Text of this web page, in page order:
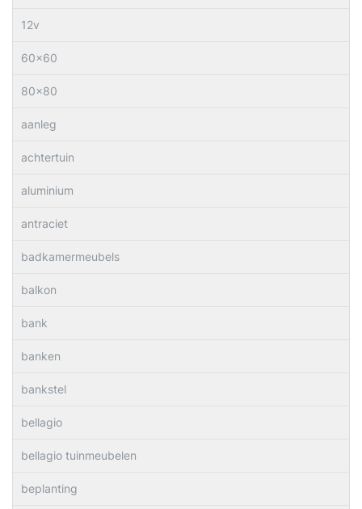
12v
60×60
80×80
aanleg
achtertuin
aluminium
antraciet
badkamermeubels
balkon
bank
banken
bankstel
bellagio
bellagio tuinmeubelen
beplanting